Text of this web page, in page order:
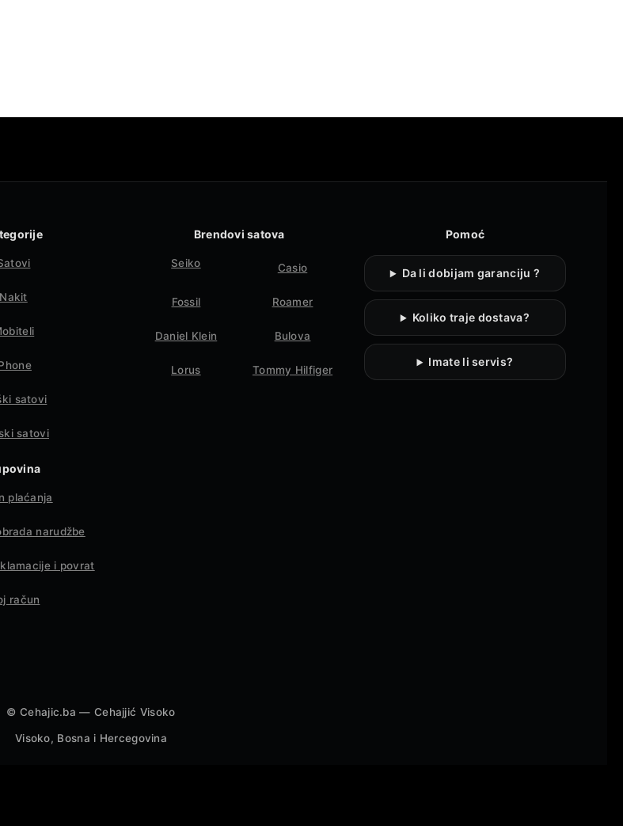
Nakit
satovi
satovi
plaćanja
narudžbe
i povrat
račun
Brendovi satova
Seiko Casio
Fossil Roamer
Daniel Klein Bulova
Lorus Tommy Hilfiger
Pomoć
Da li dobijam garanciju ?
Koliko traje dostava?
Imate li servis?
©Cehajic.ba — Cehajjić Visoko
Visoko, Bosna i Hercegovina